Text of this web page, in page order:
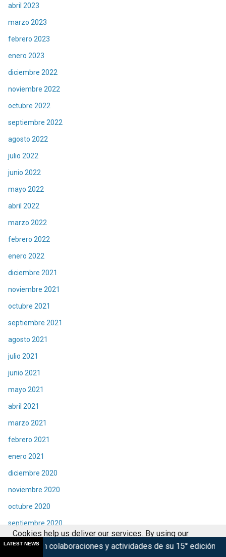
abril 2023
marzo 2023
febrero 2023
enero 2023
diciembre 2022
noviembre 2022
octubre 2022
septiembre 2022
agosto 2022
julio 2022
junio 2022
mayo 2022
abril 2022
marzo 2022
febrero 2022
enero 2022
diciembre 2021
noviembre 2021
octubre 2021
septiembre 2021
agosto 2021
julio 2021
junio 2021
mayo 2021
abril 2021
marzo 2021
febrero 2021
enero 2021
diciembre 2020
noviembre 2020
octubre 2020
septiembre 2020
agosto 2020
LATEST NEWS y actividades de su 15° edición Marsupilami:
Cookies help us deliver our services. By using our
services, you agree to our use of cookies.
Got it